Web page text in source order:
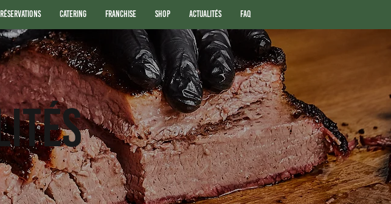
Réservations Catering Franchise Shop Actualités FAQ